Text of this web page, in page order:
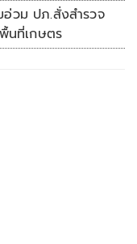
วม ปภ.สั่งสำรวจ
นที่เกษตร